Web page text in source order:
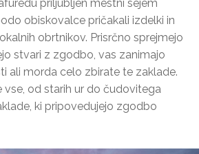
priljubljen mestni sejem
obiskovalce pričakali izdelki in
obrtnikov. Prisrčno sprejmejo
stvari z zgodbo, vas zanimajo
ali morda celo zbirate te zaklade.
vse, od starih ur do čudovitega
ki pripovedujejo zgodbo